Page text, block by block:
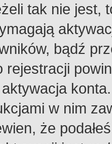
tak nie jest,
bądź
rejestracji
w nim
że